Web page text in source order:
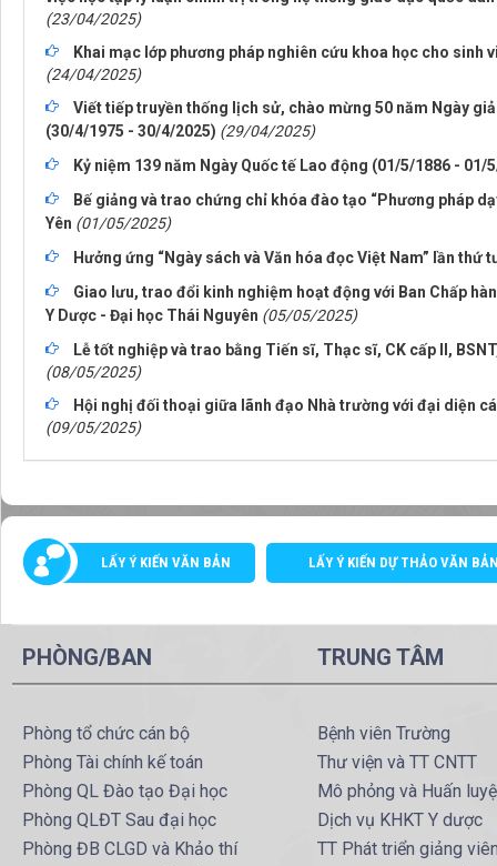
(23/04/2025)
Khai mạc lớp phương pháp nghiên cứu khoa học cho sinh
(24/04/2025)
Viết tiếp truyền thống lịch sử, chào mừng 50 năm Ngày
(30/4/1975 - 30/4/2025) (29/04/2025)
Kỷ niệm 139 năm Ngày Quốc tế Lao động (01/5/1886 - 01/
Bế giảng và trao chứng chỉ khóa đào tạo “Phương pháp
Yên (01/05/2025)
Hưởng ứng “Ngày sách và Văn hóa đọc Việt Nam” lần thứ
Giao lưu, trao đổi kinh nghiệm hoạt động với Ban Chấp
Y Dược - Đại học Thái Nguyên (05/05/2025)
Lễ tốt nghiệp và trao bằng Tiến sĩ, Thạc sĩ, CK cấp II,
(08/05/2025)
Hội nghị đối thoại giữa lãnh đạo Nhà trường với đại diện
(09/05/2025)
LẤY Ý KIẾN VĂN BẢN LẤY Ý KIẾN DỰ THẢO VĂN
PHÒNG/BAN
Phòng tổ chức cán bộ
Phòng Tài chính kế toán
Phòng QL Đào tạo Đại học
Phòng QLĐT Sau đại học
Phòng ĐB CLGD và Khảo thí
TRUNG TÂM
Bệnh viên Trường
Thư viện và TT CNTT
Mô phỏng và Huấn
Dịch vụ KHKT Y dược
TT Phát triển giảng